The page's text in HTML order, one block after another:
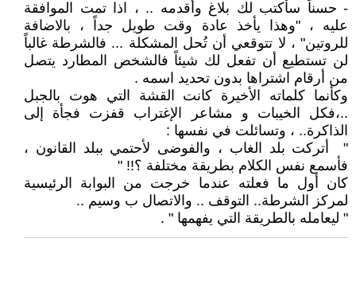
- حسناً سأكتب لك بلاغ وأقدمه .. ، اذا تمت الموافقة
عليه ، "وهذا يأخذ عادة وقت طويل جداً ، بالاضافة
للروتين" ، لا تتوقعي أن تُحل المشكلة ... فالشرطة غالباً
لن تستطيع أن تفعل لك شيئاً فالشخص المطارد يتصل
من أرقام اشتراها بدون تحديد اسمه .
وكأنما كلماته الأخيرة كانت القشة التي هوت بالجبل
..،فكل الخيبات و مشاعر الإغتراب قفزت فجأة إلى
الذاكرة.. ، وتسائلت في نفسها :
" أتركت بلد الغاب ، والفوضى لأحتمي ببلد القانون ،
فأسمع نفس الكلام بطريقة مختلفة ؟!! "
كان أول ما فعلته عندما خرجت من البوابة الرئيسية
لمركز الشرطة.. التوقف .. والاتصال ب وسيم ..
" ليعامله بالطريقة التي يفهمها " .